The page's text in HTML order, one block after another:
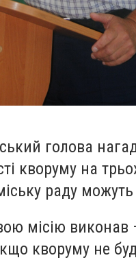
голова
кворуму на
раду
місію виконав
кворуму не